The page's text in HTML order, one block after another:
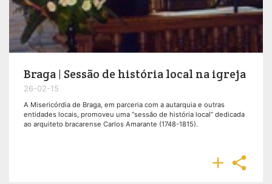
Braga | Sessão de história local na igreja
26-02-15
A Misericórdia de Braga, em parceria com a autarquia e outras
entidades locais, promoveu uma “sessão de história local” dedicada
ao arquiteto bracarense Carlos Amarante (1748-1815).
 